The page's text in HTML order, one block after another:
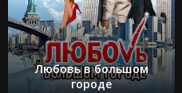
Любовь в большом
городе